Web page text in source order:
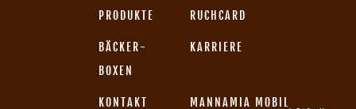
PRODUKTE
BÄCKER-
BOXEN
RUCHCARD
KARRIERE
KONTAKT MANNAMIA MOBIL